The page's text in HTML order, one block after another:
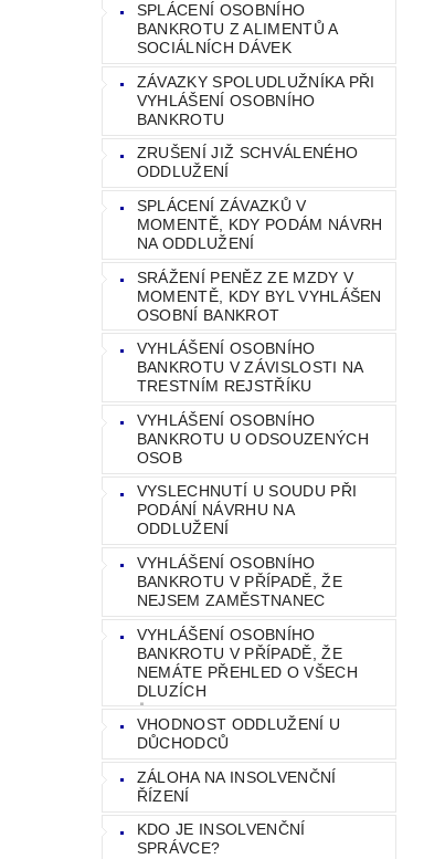
SPLÁCENÍ OSOBNÍHO
BANKROTU Z ALIMENTŮ A
SOCIÁLNÍCH DÁVEK
ZÁVAZKY SPOLUDLUŽNÍKA PŘI
VYHLÁŠENÍ OSOBNÍHO
BANKROTU
ZRUŠENÍ JIŽ SCHVÁLENÉHO
ODDLUŽENÍ
SPLÁCENÍ ZÁVAZKŮ V
MOMENTĚ, KDY PODÁM NÁVRH
NA ODDLUŽENÍ
SRÁŽENÍ PENĚZ ZE MZDY V
MOMENTĚ, KDY BYL VYHLÁŠEN
OSOBNÍ BANKROT
VYHLÁŠENÍ OSOBNÍHO
BANKROTU V ZÁVISLOSTI NA
TRESTNÍM REJSTŘÍKU
VYHLÁŠENÍ OSOBNÍHO
BANKROTU U ODSOUZENÝCH
OSOB
VYSLECHNUTÍ U SOUDU PŘI
PODÁNÍ NÁVRHU NA
ODDLUŽENÍ
VYHLÁŠENÍ OSOBNÍHO
BANKROTU V PŘÍPADĚ, ŽE
NEJSEM ZAMĚSTNANEC
VYHLÁŠENÍ OSOBNÍHO
BANKROTU V PŘÍPADĚ, ŽE
NEMÁTE PŘEHLED O VŠECH
DLUZÍCH
VHODNOST ODDLUŽENÍ U
DŮCHODCŮ
ZÁLOHA NA INSOLVENČNÍ
ŘÍZENÍ
KDO JE INSOLVENČNÍ
SPRÁVCE?